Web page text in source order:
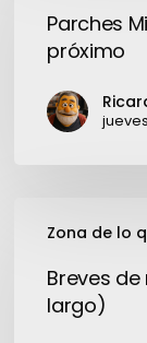
martes
próximo
Parches
próximo
Zona de lo
(postBreves
largo)